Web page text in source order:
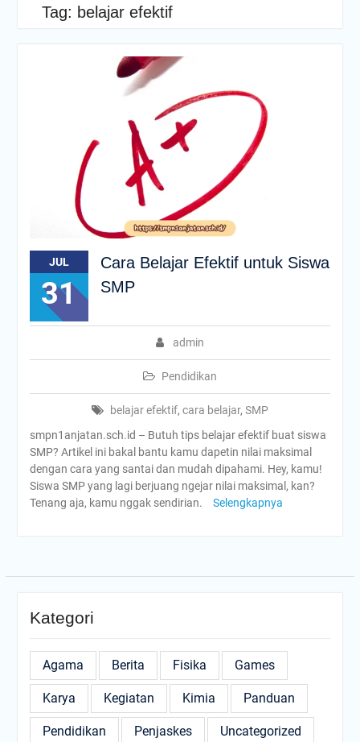
Tag: belajar efektif
JUL
31
Cara Belajar Efektif untuk Siswa
SMP
admin
Pendidikan
belajar efektif, cara belajar, SMP
smpn1anjatan.sch.id – Butuh tips belajar efektif buat siswa
SMP? Artikel ini bakal bantu kamu dapetin nilai maksimal
dengan cara yang santai dan mudah dipahami. Hey, kamu!
Siswa SMP yang lagi berjuang ngejar nilai maksimal, kan?
Tenang aja, kamu nggak sendirian.
Selengkapnya
Kategori
Agama Berita Fisika Games
Karya Kegiatan Kimia Panduan
Pendidikan Penjaskes Uncategorized